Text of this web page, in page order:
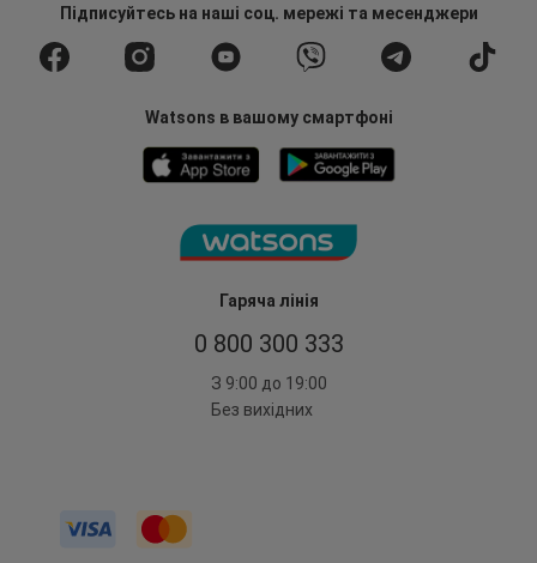
Гаряча лінія
0 800 300 333
З 9:00 до 19:00
Без вихідних
Підписуйтесьна наші соц. мережі та месенджери
Watsons в вашому смартфоні